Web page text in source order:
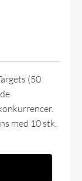
(50
med 10 stk.